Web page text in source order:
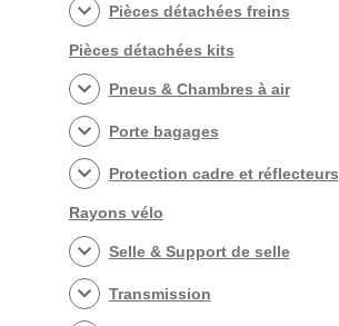
Pièces détachées freins
Pièces détachées kits
Pneus & Chambres à air
Porte bagages
Protection cadre et réflecteurs
Rayons vélo
Selle & Support de selle
Transmission